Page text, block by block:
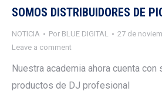
SOMOS DISTRIBUIDORES DE
NOTICIA Por BLUE DIGITAL
27 de
Leave a comment
Nuestra academia ahora cuenta con
productos de DJ profesional